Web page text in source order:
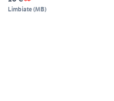
Limbiate(MB)